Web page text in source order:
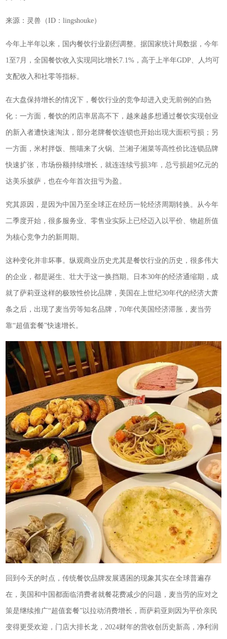
来源：灵兽（ID：lingshouke）
今年上半年以来，国内餐饮行业剧烈调整。据国家统计局数据，今年
1至7月，全国餐饮收入实现同比增长7.1%，高于上半年GDP、人均可
支配收入和社零等指标。
在大盘保持增长的情况下，餐饮行业的竞争却进入史无前例的白热
化：一方面，餐饮的闭店率居高不下，越来越多想通过餐饮实现创业
的新入者遭快速淘汰，部分老牌餐饮连锁也开始出现大面积亏损；另
一方面，米村拌饭、熊喵来了火锅、兰湘子湘菜等高性价比连锁品牌
快速扩张，市场份额持续增长，就连连续亏损3年，总亏损超9亿元的
达美乐披萨，也在今年首次扭亏为盈。
究其原因，是因为中国乃至全球正在经历一轮经济周期转换。从今年
二季度开始，很多服务业、零售业实际上已经迈入以平价、物超所值
为核心竞争力的新周期。
这种变化并非坏事。纵观商业历史尤其是餐饮行业的历史，很多伟大
的企业，都是诞生、壮大于这一换挡期。日本30年的经济通缩期，成
就了萨莉亚这样的极致性价比品牌，美国在上世纪30年代的经济大萧
条之后，出现了麦当劳等知名品牌，70年代美国经济滞胀，麦当劳
靠“超值套餐”快速增长。
回到今天的时点，传统餐饮品牌发展遇困的现象其实在全球普遍存
在，美国和中国都面临消费者就餐花费减少的问题，麦当劳的应对之
策是继续推广“超值套餐”以拉动消费增长，而萨莉亚则因为平价亲民
变得更受欢迎，门店大排长龙，2024财年的营收创历史新高，净利润